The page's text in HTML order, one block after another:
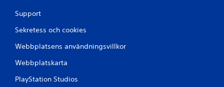
Support
Sekretess och cookies
Webbplatsens användningsvillkor
Webbplatskarta
PlayStation Studios